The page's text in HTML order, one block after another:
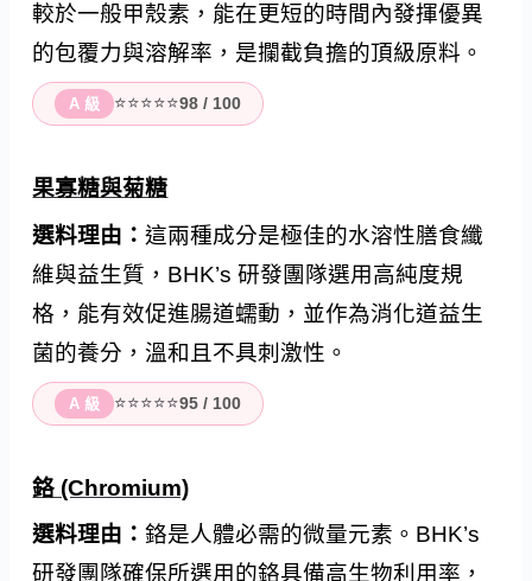
較於一般甲殼素，能在更短的時間內發揮優異
的包覆力與溶解率，是攔截負擔的頂級原料。
A 級 ⭐⭐⭐⭐⭐98 / 100
果寡糖與菊糖
選料理由：這兩種成分是極佳的水溶性膳食纖
維與益生質，BHK’s 研發團隊選用高純度規
格，能有效促進腸道蠕動，並作為消化道益生
菌的養分，溫和且不具刺激性。
A 級 ⭐⭐⭐⭐⭐95 / 100
鉻 (Chromium)
選料理由：鉻是人體必需的微量元素。BHK’s
研發團隊確保所選用的鉻具備高生物利用率，